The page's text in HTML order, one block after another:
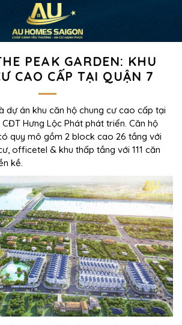
PEAK GARDEN: KHU
CAO CẤP TẠI QUẬN 7
dự án khu căn hộ chung cư cao cấp tại
CĐT Hưng Lộc Phát phát triển. Căn hộ
quy mô gồm 2 block cao 26 tầng với
officetel & khu thấp tầng với 111 căn
kề.